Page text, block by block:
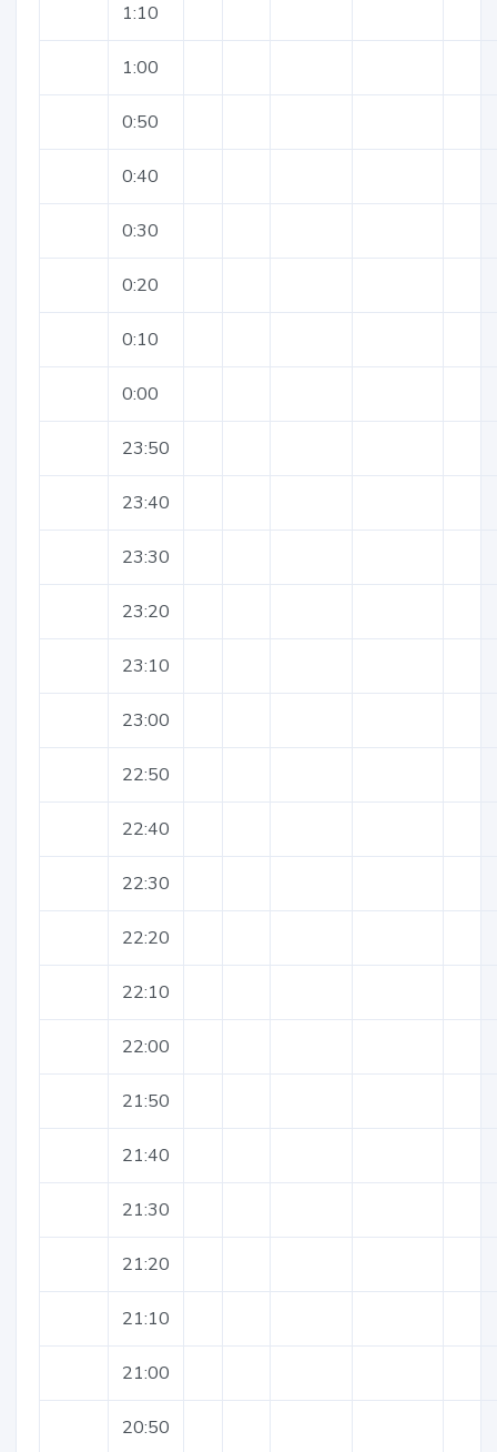
1:10
1:00
0:50
0:40
0:30
0:20
0:10
0:00
23:50
23:40
23:30
23:20
23:10
23:00
22:50
22:40
22:30
22:20
22:10
22:00
21:50
21:40
21:30
21:20
21:10
21:00
20:50